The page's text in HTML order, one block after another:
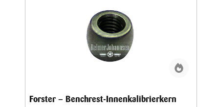
Forster – Benchrest-Innenkalibrierkern